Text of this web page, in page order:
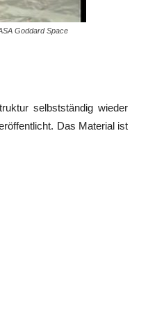
Goddard Space
selbstständig wieder
Das Material ist